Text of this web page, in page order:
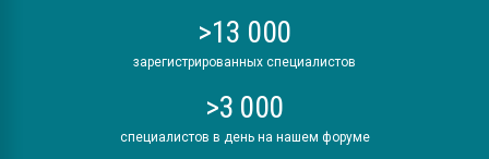
>13 000
зарегистрированных специалистов
>3 000
специалистов в день на нашем форуме